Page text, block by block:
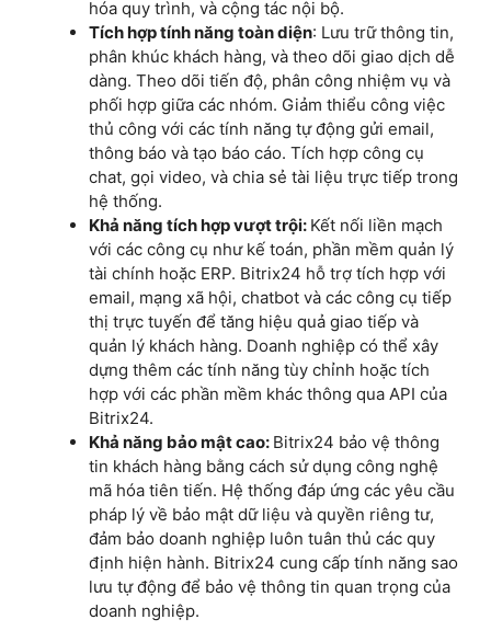
tài chính hoặc ERP. Bitrix24 hỗ trợ tích hợp với
email, mạng xã hội, chatbot và các công cụ tiếp
thị trực tuyến để tăng hiệu quả giao tiếp và
quản lý khách hàng. Doanh nghiệp có thể xây
dựng thêm các tính năng tùy chỉnh hoặc tích
hợp với các phần mềm khác thông qua API của
Bitrix24.
Khả năng bảo mật cao:Bitrix24 bảo vệ thông
tin khách hàng bằng cách sử dụng công nghệ
mã hóa tiên tiến. Hệ thống đáp ứng các yêu cầu
pháp lý về bảo mật dữ liệu và quyền riêng tư,
đảm bảo doanh nghiệp luôn tuân thủ các quy
định hiện hành. Bitrix24 cung cấp tính năng sao
lưu tự động để bảo vệ thông tin quan trọng của
doanh nghiệp.